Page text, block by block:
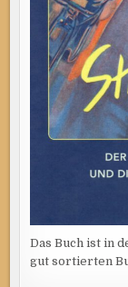
Das Buch ist in
gut sortierten